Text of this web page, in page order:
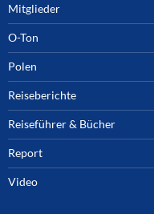
Mitglieder
O-Ton
Polen
Reiseberichte
Reiseführer & Bücher
Report
Video